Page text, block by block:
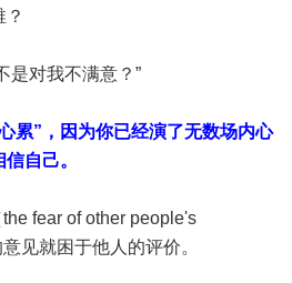
是对我不满意？”
累”，因为你已经演了无数场内心
自己。
fear of other people's
见就困于他人的评价。